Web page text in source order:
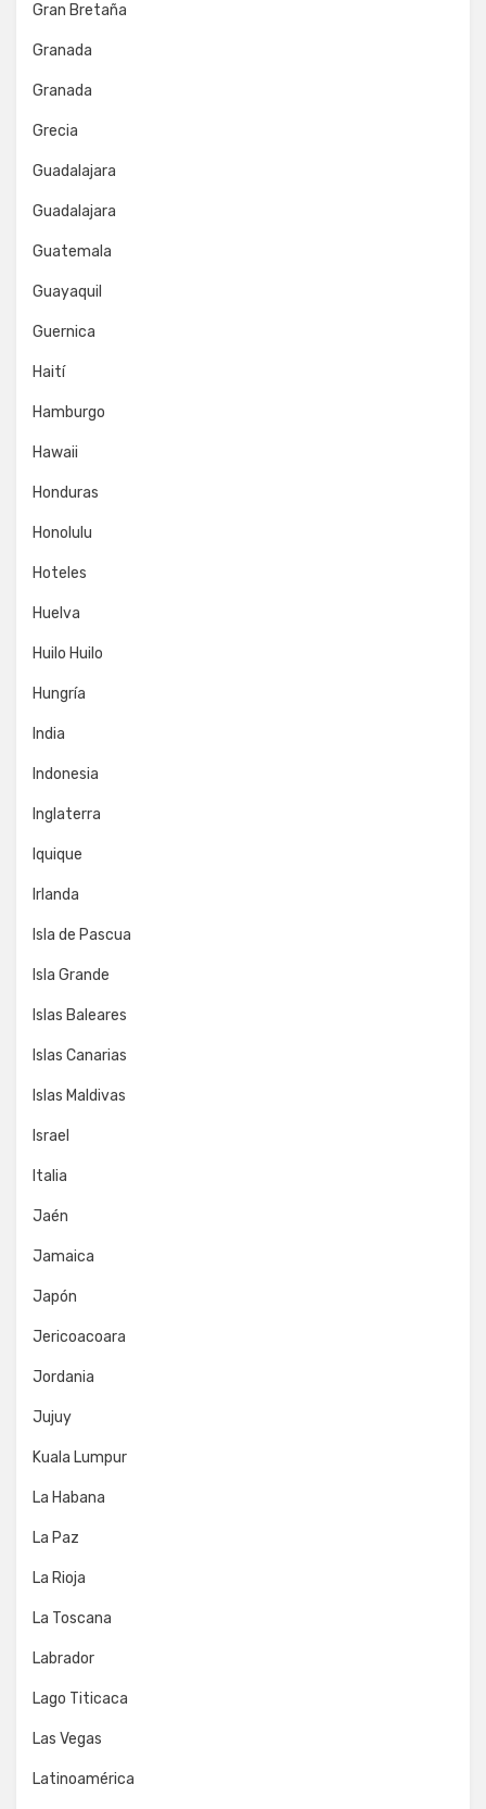
Gran Bretaña
Granada
Granada
Grecia
Guadalajara
Guadalajara
Guatemala
Guayaquil
Guernica
Haití
Hamburgo
Hawaii
Honduras
Honolulu
Hoteles
Huelva
Huilo Huilo
Hungría
India
Indonesia
Inglaterra
Iquique
Irlanda
Isla de Pascua
Isla Grande
Islas Baleares
Islas Canarias
Islas Maldivas
Israel
Italia
Jaén
Jamaica
Japón
Jericoacoara
Jordania
Jujuy
Kuala Lumpur
La Habana
La Paz
La Rioja
La Toscana
Labrador
Lago Titicaca
Las Vegas
Latinoamérica